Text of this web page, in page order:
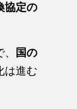
協定の
国の
は進む